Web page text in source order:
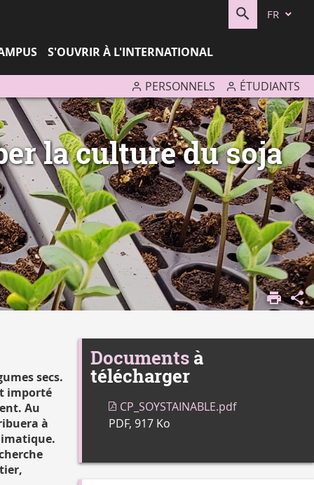
FR
S'OUVRIR À L'INTERNATIONAL
PERSONNELS ÉTUDIANTS
la culture du soja
secs.
importé
Au
à
Documents à
télécharger
CP_SOYSTAINABLE.pdf
PDF, 917 Ko